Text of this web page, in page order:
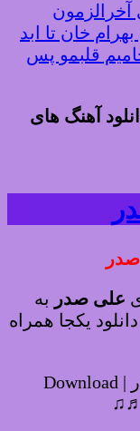
آخرالزمون
خان تا ابد
قلبمو پس
آهنگ های
علی صدر به
یکجا همراه
علی صدر | Download